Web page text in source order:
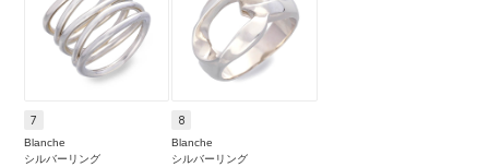
7
Blanche
シルバーリング
8
Blanche
シルバーリング